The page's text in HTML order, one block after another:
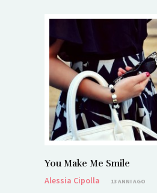
You Make Me Smile
Alessia Cipolla
13 ANNI AGO